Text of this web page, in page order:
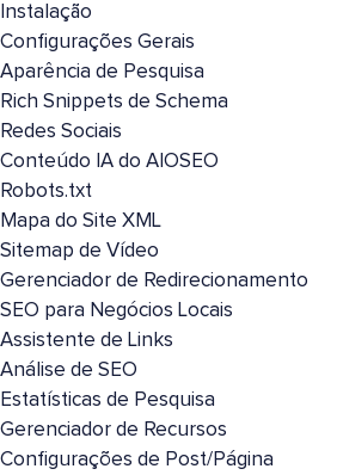
Instalação
Configurações Gerais
Aparência de Pesquisa
Rich Snippets de Schema
Redes Sociais
Conteúdo IA do AIOSEO
Robots.txt
Mapa do Site XML
Sitemap de Vídeo
Gerenciador de Redirecionamento
SEO para Negócios Locais
Assistente de Links
Análise de SEO
Estatísticas de Pesquisa
Gerenciador de Recursos
Configurações de Post/Página